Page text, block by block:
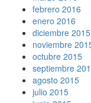
febrero 2016
enero 2016
diciembre 2015
noviembre
octubre 2015
septiembre
agosto 2015
julio 2015